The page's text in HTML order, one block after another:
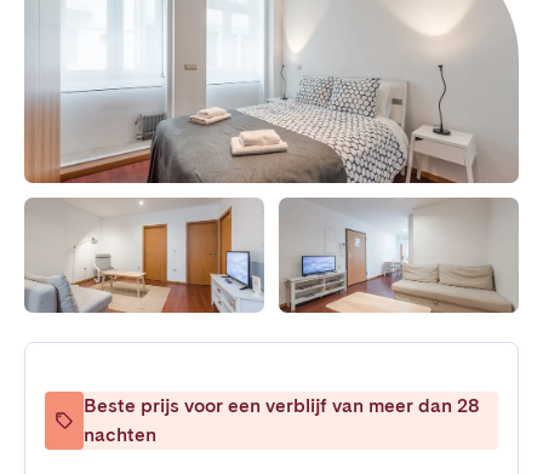
Beste prijs voor een verblijf van meer dan 28
nachten